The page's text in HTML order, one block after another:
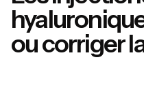
ou corriger